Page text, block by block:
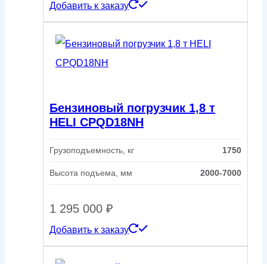
Добавить к заказу
Бензиновый погрузчик 1,8 т
HELI CPQD18NH
Грузоподъемность, кг 1750
Высота подъема, мм 2000-7000
1 295 000 ₽
Добавить к заказу